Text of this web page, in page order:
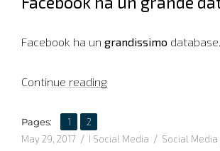
Facebook ha un grandissimo database.
Continue reading“Come usare lo
Pages: Page
1 ,Page
2
Posted
May 29, 2017 Categories
I Social Media Tags
Social